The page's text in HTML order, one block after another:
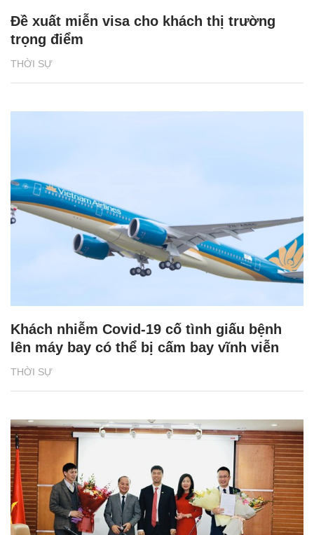
THỜI SỰ
Đề xuất miễn visa cho khách thị trường
trọng điểm
THỜI SỰ
Khách nhiễm Covid-19 cố tình giấu bệnh
lên máy bay có thể bị cấm bay vĩnh viễn